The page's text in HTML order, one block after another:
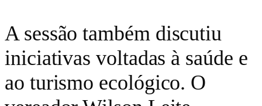
A sessão também discutiu
iniciativas voltadas à saúde e
ao turismo ecológico. O